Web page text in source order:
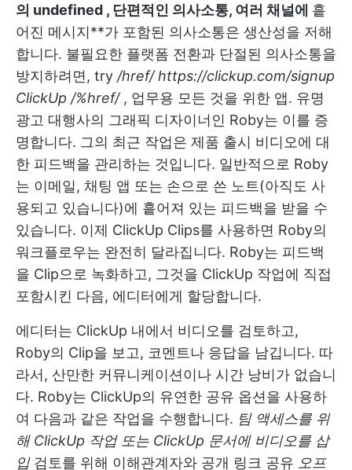
의 undefined , 단편적인 의사소통, 여러 채널에 흩
어진 메시지**가 포함된 의사소통은 생산성을 저해
합니다. 불필요한 플랫폼 전환과 단절된 의사소통을
방지하려면, try /href/https://clickup.com/signup
ClickUp /%href/, 업무용 모든 것을 위한 앱. 유명
광고 대행사의 그래픽 디자이너인 Roby는 이를 증
명합니다. 그의 최근 작업은 제품 출시 비디오에 대
한 피드백을 관리하는 것입니다. 일반적으로 Roby
는 이메일, 채팅 앱 또는 손으로 쓴 노트(아직도 사
용되고 있습니다)에 흩어져 있는 피드백을 받을 수
있습니다. 이제 ClickUp Clips를 사용하면 Roby의
워크플로우는 완전히 달라집니다. Roby는 피드백
을 Clip으로 녹화하고, 그것을 ClickUp 작업에 직접
포함시킨 다음, 에디터에게 할당합니다.
에디터는 ClickUp 내에서 비디오를 검토하고,
Roby의 Clip을 보고, 코멘트나 응답을 남깁니다. 따
라서, 산만한 커뮤니케이션이나 시간 낭비가 없습니
다. Roby는 ClickUp의 유연한 공유 옵션을 사용하
여 다음과 같은 작업을 수행합니다. 팀 액세스를 위
해 ClickUp 작업 또는 ClickUp 문서에 비디오를 삽
입 검토를 위해 이해관계자와 공개 링크 공유 오프